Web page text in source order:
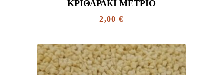
ΚΡΙΘΑΡΆΚΙ ΜΈΤΡΙΟ
2,00€